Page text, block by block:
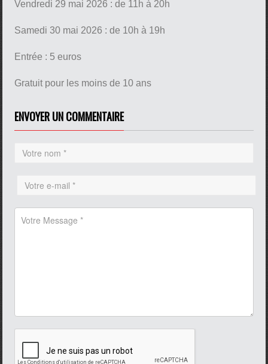
Vendredi 29 mai 2026 : de 11h à 20h
Samedi 30 mai 2026 : de 10h à 19h
Entrée : 5 euros
Gratuit pour les moins de 10 ans
ENVOYER UN COMMENTAIRE